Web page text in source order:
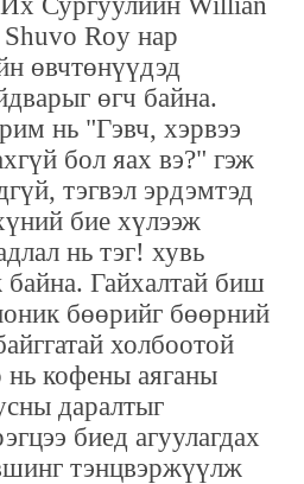
Roy нар
өвчтөнүүдэд
өгч байна.
нь "Гэвч, хэрвээ
бол яах вэ?" гэж
тэгвэл эрдэмтэд
бие хүлээж
нь тэг! хувь
байна. Гайхалтай биш
бөөрийг бөөрний
холбоотой
кофены аяганы
даралтыг
биед агуулагдах
тэнцвэржүүлж